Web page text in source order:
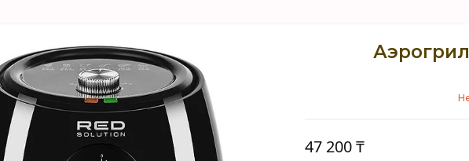
47 200 ₸